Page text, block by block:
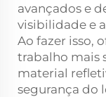
avançados e
visibilidade e
Ao fazer isso,
trabalho mais
material
segurança do